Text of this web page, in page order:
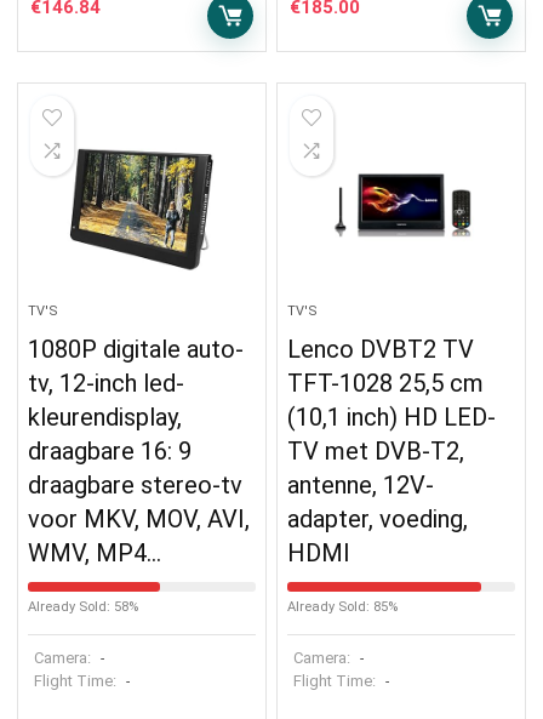
€146.84 €185.00
TV'S
1080P digitale auto-
tv, 12-inch led-
kleurendisplay,
draagbare 16: 9
draagbare stereo-tv
voor MKV, MOV, AVI,
WMV, MP4…
Already Sold: 58%
Camera: -
Flight Time: -
TV'S
Lenco DVBT2 TV
TFT-1028 25,5 cm
(10,1 inch) HD LED-
TV met DVB-T2,
antenne, 12V-
adapter, voeding,
HDMI
Already Sold: 85%
Camera: -
Flight Time: -